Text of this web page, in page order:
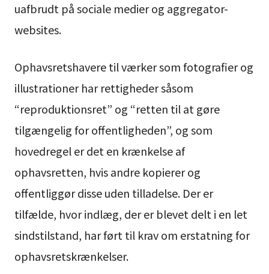
uafbrudt på sociale medier og aggregator-
websites.
Ophavsretshavere til værker som fotografier og
illustrationer har rettigheder såsom
“reproduktionsret” og “retten til at gøre
tilgængelig for offentligheden”, og som
hovedregel er det en krænkelse af
ophavsretten, hvis andre kopierer og
offentliggør disse uden tilladelse. Der er
tilfælde, hvor indlæg, der er blevet delt i en let
sindstilstand, har ført til krav om erstatning for
ophavsretskrænkelser.